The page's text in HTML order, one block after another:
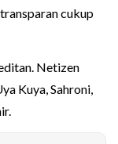
cukup
Netizen
Kuya, Sahroni,